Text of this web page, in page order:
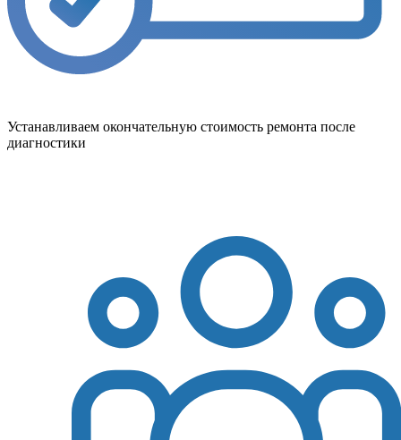
Устанавливаем окончательную стоимость ремонта после
диагностики